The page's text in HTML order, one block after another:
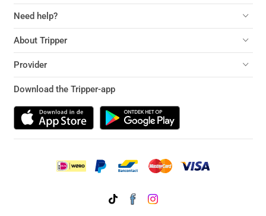
Need help?
About Tripper
Provider
Download the Tripper-app